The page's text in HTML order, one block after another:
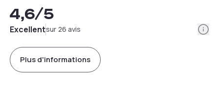
4,6/5
Excellentsur 26 avis
Plus d'informations